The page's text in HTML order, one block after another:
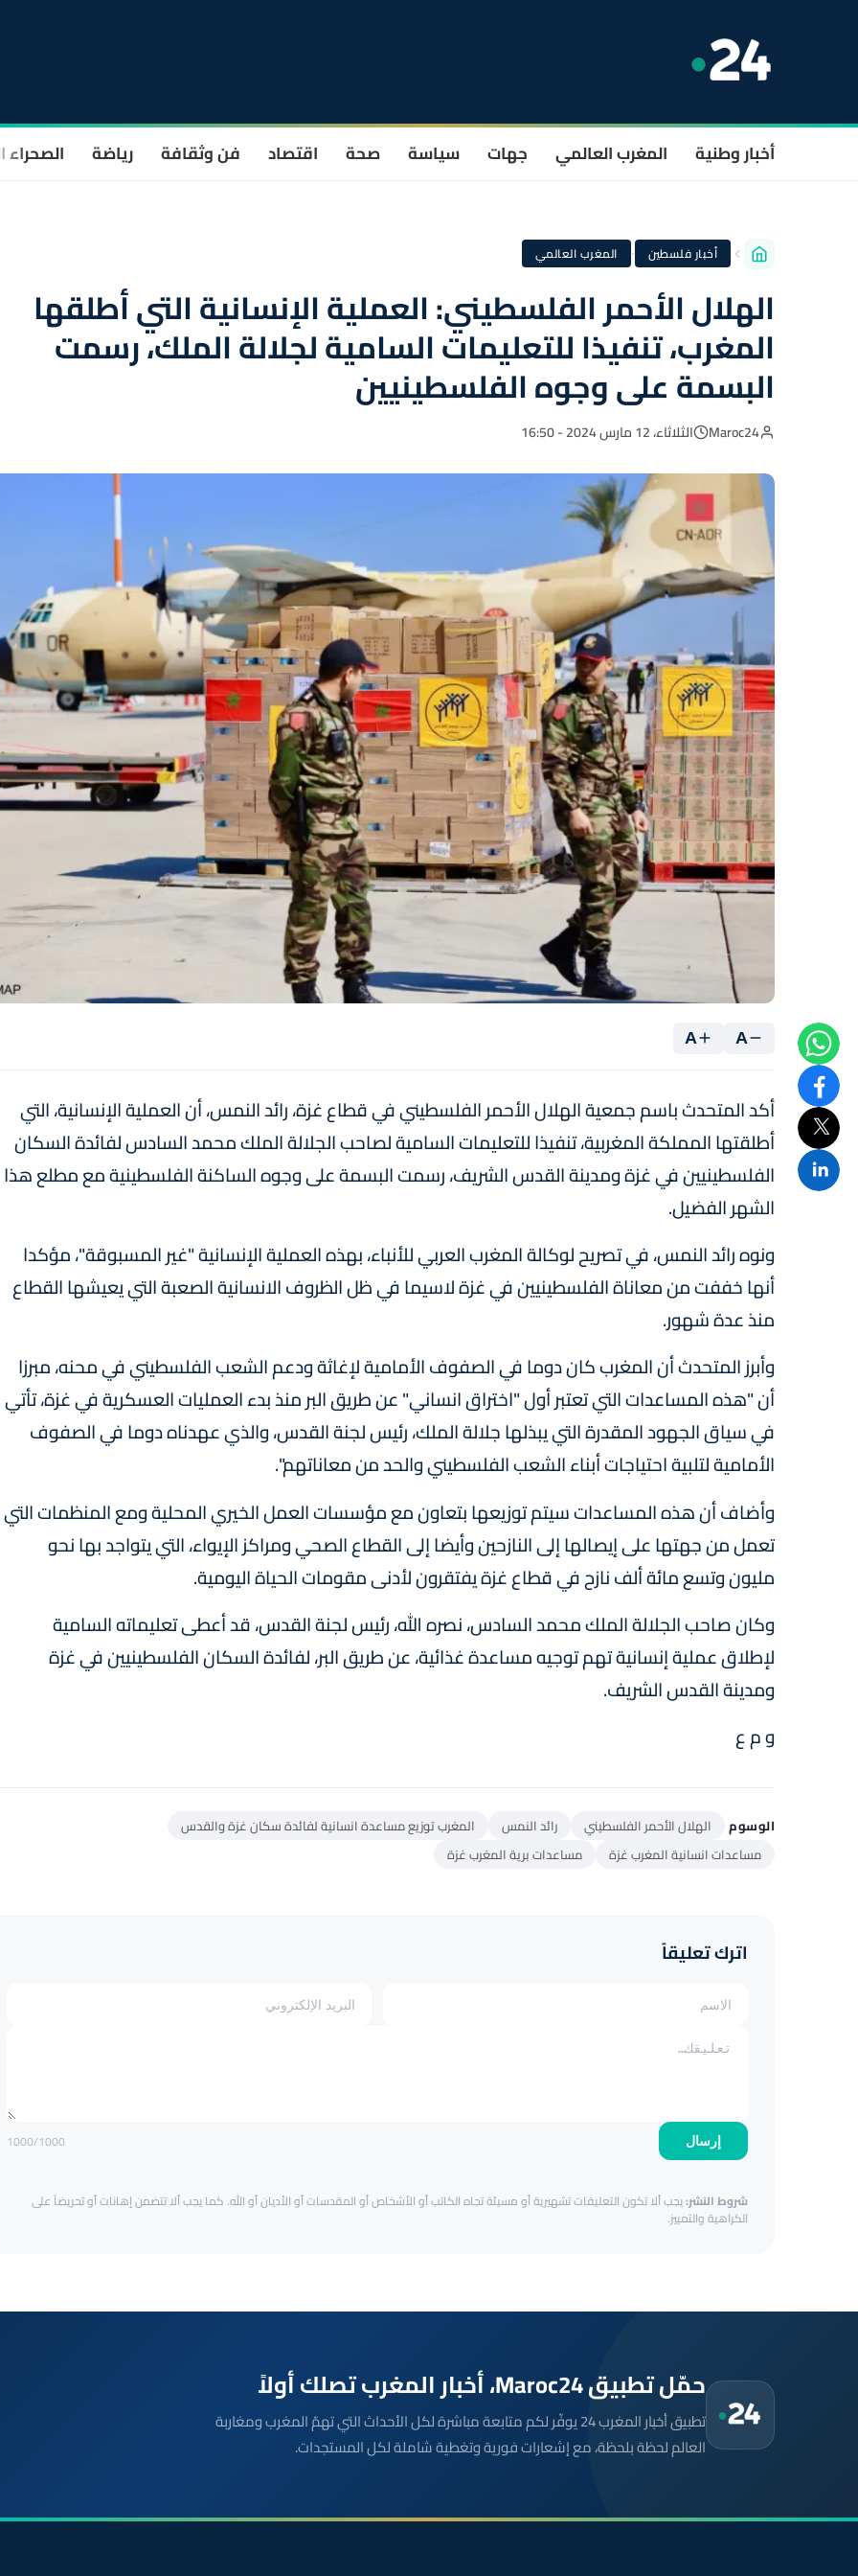
أخبار وطنية المغرب العالمي جهات سياسة صحة اقتصاد فن وثقافة رياضة الصحراء
أخبار فلسطين · المغرب العالمي
الهلال الأحمر الفلسطيني: العملية الإنسانية التي أطلقها
المغرب، تنفيذا للتعليمات السامية لجلالة الملك، رسمت
البسمة على وجوه الفلسطينيين
Maroc24 الثلاثاء، 12 مارس 2024 - 16:50
A
A
أكد المتحدث باسم جمعية الهلال الأحمر الفلسطيني في قطاع غزة، رائد النمس، أن العملية الإنسانية، التي
أطلقتها المملكة المغربية، تنفيذا للتعليمات السامية لصاحب الجلالة الملك محمد السادس لفائدة السكان
الفلسطينيين في غزة ومدينة القدس الشريف، رسمت البسمة على وجوه الساكنة الفلسطينية مع مطلع هذا
الشهر الفضيل.
ونوه رائد النمس، في تصريح لوكالة المغرب العربي للأنباء، بهذه العملية الإنسانية "غير المسبوقة"، مؤكدا
أنها خففت من معاناة الفلسطينيين في غزة لاسيما في ظل الظروف الانسانية الصعبة التي يعيشها القطاع
منذ عدة شهور.
وأبرز المتحدث أن المغرب كان دوما في الصفوف الأمامية لإغاثة ودعم الشعب الفلسطيني في محنه، مبرزا
أن "هذه المساعدات التي تعتبر أول "اختراق انساني" عن طريق البر منذ بدء العمليات العسكرية في غزة، تأتي
في سياق الجهود المقدرة التي يبذلها جلالة الملك، رئيس لجنة القدس، والذي عهدناه دوما في الصفوف
الأمامية لتلبية احتياجات أبناء الشعب الفلسطيني والحد من معاناتهم".
وأضاف أن هذه المساعدات سيتم توزيعها بتعاون مع مؤسسات العمل الخيري المحلية ومع المنظمات التي
تعمل من جهتها على إيصالها إلى النازحين وأيضا إلى القطاع الصحي ومراكز الإيواء، التي يتواجد بها نحو
مليون وتسع مائة ألف نازح في قطاع غزة يفتقرون لأدنى مقومات الحياة اليومية.
وكان صاحب الجلالة الملك محمد السادس، نصره الله، رئيس لجنة القدس، قد أعطى تعليماته السامية
لإطلاق عملية إنسانية تهم توجيه مساعدة غذائية، عن طريق البر، لفائدة السكان الفلسطينيين في غزة
ومدينة القدس الشريف.
و م ع
الوسوم الهلال الأحمر الفلسطيني رائد النمس
المغرب توزيع مساعدة انسانية لفائدة سكان غزة والقدس
مساعدات انسانية المغرب غزة
مساعدات برية المغرب غزة
اترك تعليقاً
إرسال 1000/1000
شروط النشر:يجب ألا تكون التعليقات تشهيرية أو مسيئة تجاه الكاتب أو الأشخاص أو المقدسات أو الأديان أو الله. كما يجب ألا تتضمن إهانات أو تحريضاً على
الكراهية والتمييز.
حمّل تطبيق Maroc24، أخبار المغرب تصلك أولاً
تطبيق أخبار المغرب 24 يوفّر لكم متابعة مباشرة لكل الأحداث التي تهمّ المغرب ومغاربة
العالم لحظة بلحظة، مع إشعارات فورية وتغطية شاملة لكل المستجدات.